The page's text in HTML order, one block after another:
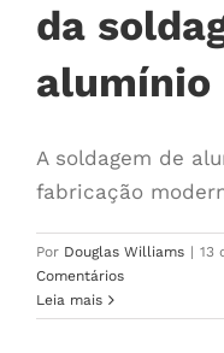
da
alumínio
A soldagem de
fabricação
Por Douglas Williams | 13
Comentários
Leia mais